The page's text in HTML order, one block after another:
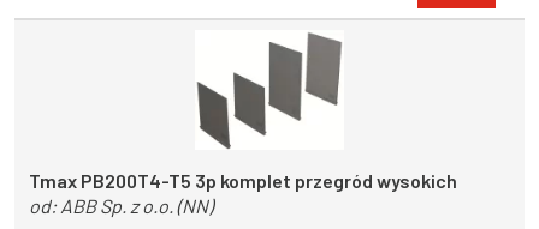
Tmax PB200T4-T5 3p komplet przegród wysokich
od: ABB Sp. z o.o. (NN)